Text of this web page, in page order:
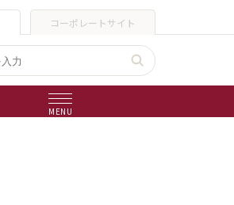
コーポレートサイト
MENU